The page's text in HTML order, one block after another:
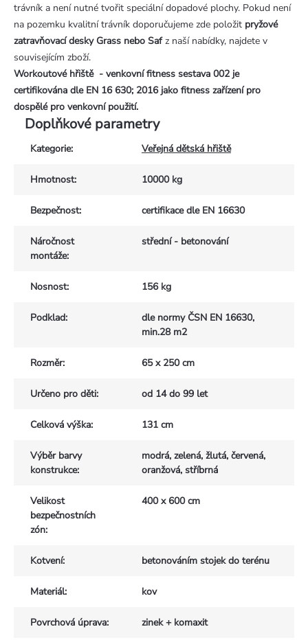
trávník a není nutné tvořit speciální dopadové plochy. Pokud není
na pozemku kvalitní trávník doporučujeme zde položit pryžové
zatravňovací desky Grass nebo Safz naší nabídky, najdete v
souvisejícím zboží.
Workoutové hřiště - venkovní fitness sestava 002 je
certifikována dle EN 16 630; 2016 jako fitness zařízení pro
dospělé pro venkovní použití.
Doplňkové parametry
Kategorie: Veřejná dětská hřiště
Hmotnost: 10000 kg
Bezpečnost: certifikace dle EN 16630
Náročnost
montáže:
střední - betonování
Nosnost: 156 kg
Podklad:
dle normy ČSN EN 16630,
min.28 m2
Rozměr: 65 x 250 cm
Určeno pro děti: od 14 do 99 let
Celková výška: 131 cm
Výběr barvy
konstrukce:
modrá, zelená, žlutá, červená,
oranžová, stříbrná
Velikost
bezpečnostních
zón:
400 x 600 cm
Kotvení: betonováním stojek do terénu
Materiál: kov
Povrchová úprava: zinek + komaxit